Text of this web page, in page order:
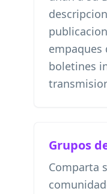
empaques
boletines
Grupos
Comparta